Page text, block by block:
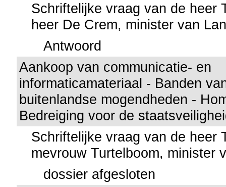
Schriftelijke vraag van de heer
heer De Crem, minister van
Antwoord
Aankoop van communicatie- en
informaticamateriaal - Banden
buitenlandse mogendheden -
Bedreiging voor de
Schriftelijke vraag van de heer
mevrouw Turtelboom, minister
dossier afgesloten